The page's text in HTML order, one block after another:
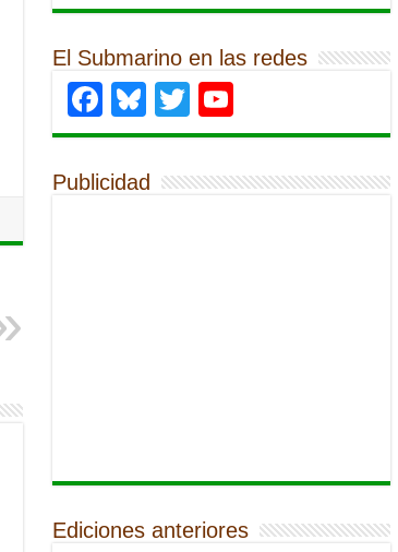
El Submarino en las redes
Facebook
Bluesky
Twitter
Publicidad
Ediciones anteriores